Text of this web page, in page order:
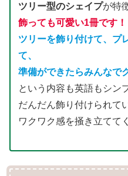
ツリー型のシェイプが特
飾っても可愛い1冊です！
ツリーを飾り付けて、プ
て、
準備ができたらみんなで
という内容も英語もシン
だんだん飾り付けられて
ワクワク感を掻き立てて